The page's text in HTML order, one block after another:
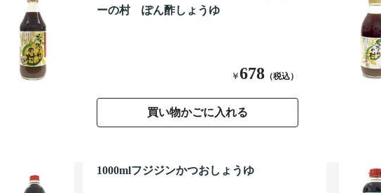
ーの村 ぽん酢しょうゆ
￥678 （税込）
買い物かごに入れる
1000mlフジジンかつおしょうゆ